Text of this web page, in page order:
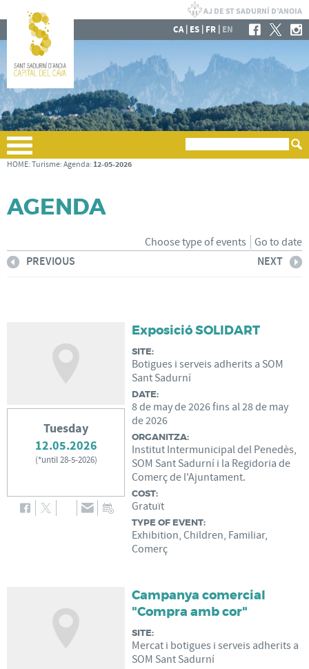
CA| ES | FR | EN
HOME: Turisme: Agenda: 12-05-2026
AGENDA
Choose type of events Go to date
PREVIOUS NEXT
Tuesday
12.05.2026
(*until 28-5-2026)
Exposició SOLIDART
SITE:
Botigues i serveis adherits a SOM
Sant Sadurní
DATE:
8de mayde2026fins al28de may
de2026
ORGANITZA:
Institut Intermunicipal del Penedès,
SOM Sant Sadurní i la Regidoria de
Comerç de l'Ajuntament.
COST:
Gratuït
TYPE OF EVENT:
Exhibition, Children, Familiar,
Comerç
Campanya comercial
"Compra amb cor"
SITE:
Mercat i botigues i serveis adherits a
SOM Sant Sadurní